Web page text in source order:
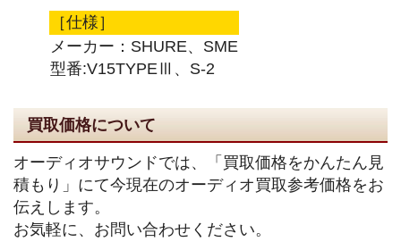
［仕様］
メーカー：SHURE、SME
型番:V15TYPEⅢ、S-2
買取価格について
オーディオサウンドでは、「買取価格をかんたん見
積もり」にて今現在のオーディオ買取参考価格をお
伝えします。
お気軽に、お問い合わせください。